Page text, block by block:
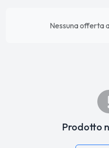
Nessuna offerta
Prodotto